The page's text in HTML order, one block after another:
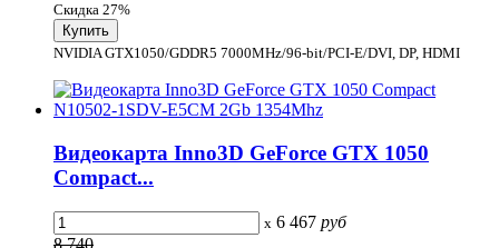
Скидка 27%
NVIDIA GTX1050/GDDR5 7000MHz/96-bit/PCI-E/DVI, DP, HDMI
Видеокарта Inno3D GeForce GTX 1050
Compact...
x 6 467 руб
8 740